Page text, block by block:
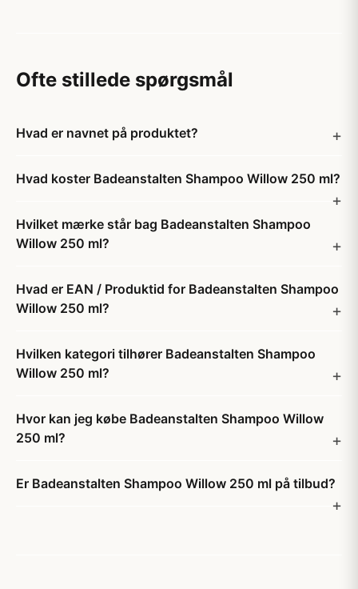
Ofte stillede spørgsmål
Hvad er navnet på produktet?
Hvad koster Badeanstalten Shampoo Willow 250 ml?
Hvilket mærke står bag Badeanstalten Shampoo
Willow 250 ml?
Hvad er EAN / Produktid for Badeanstalten Shampoo
Willow 250 ml?
Hvilken kategori tilhører Badeanstalten Shampoo
Willow 250 ml?
Hvor kan jeg købe Badeanstalten Shampoo Willow
250 ml?
Er Badeanstalten Shampoo Willow 250 ml på tilbud?